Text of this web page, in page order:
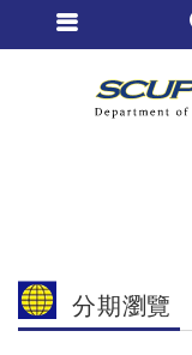
分期瀏覽